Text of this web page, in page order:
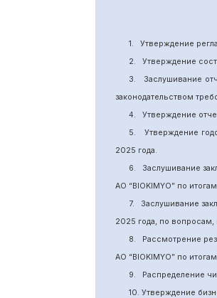
1. Утверждение
2.
Утверждение
3.
Заслушивание
законодательством
4.
Утверждение
5.
Утверждение
2025 года.
6.
Заслушивание
АО “BIOKIMYO”по
7.
Заслушивание
2025 года, по
8.
Рассмотрение
АО “BIOKIMYO”по
9.
Распределение
10. Утверждение